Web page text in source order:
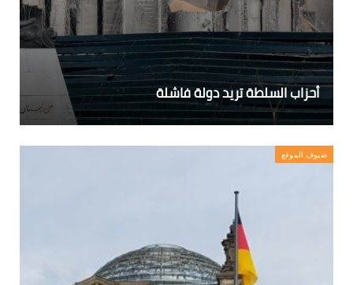
أحزاب السلطة تريد دولة فاشلة
ضيوف الموقع